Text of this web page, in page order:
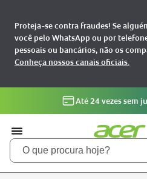
Proteja-se contra fraudes! Se
você pelo WhatsApp ou por
pessoais ou bancários, não os
Conheça nossos canais oficiais.
Até 24 vezes sem
O que procura hoje?
TERMOS MAIS BUSCADOS